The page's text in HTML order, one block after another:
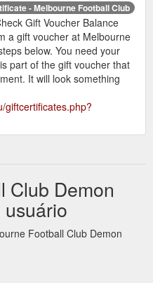
- Melbourne Football Club
Gift Voucher Balance
a gift voucher at Melbourne
below. You need your
part of the gift voucher that
It will look something
giftcertificates.php?
Club Demon
Football Club Demon